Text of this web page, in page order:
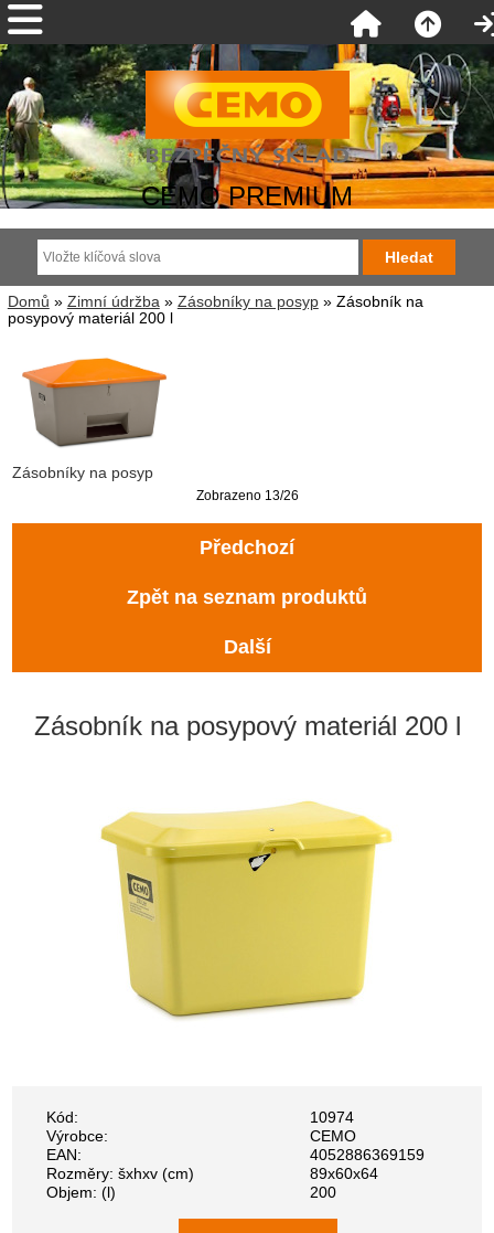
CEMO PREMIUM
Domů » Zimní údržba » Zásobníky na posyp» Zásobník na
posypový materiál 200 l
Zásobníky na posyp
Zobrazeno 13/26
Předchozí
Zpět na seznam produktů
Další
Zásobník na posypový materiál 200 l
Kód:
10974
Výrobce:
CEMO
EAN:
4052886369159
Rozměry: šxhxv (cm)
89x60x64
Objem: (l)
200